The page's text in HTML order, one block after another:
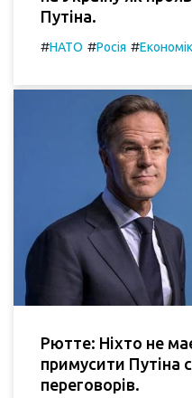
Путіна.
#НАТО #Росія #
Рютте: Ніхто не
примусити Путіна
переговорів.